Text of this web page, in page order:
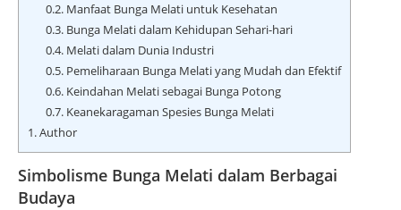
0.2.Manfaat Bunga Melati untuk Kesehatan
0.3.Bunga Melati dalam Kehidupan Sehari-hari
0.4.Melati dalam Dunia Industri
0.5.Pemeliharaan Bunga Melati yang Mudah dan Efektif
0.6.Keindahan Melati sebagai Bunga Potong
0.7.Keanekaragaman Spesies Bunga Melati
1.Author
Simbolisme Bunga Melati dalam Berbagai
Budaya